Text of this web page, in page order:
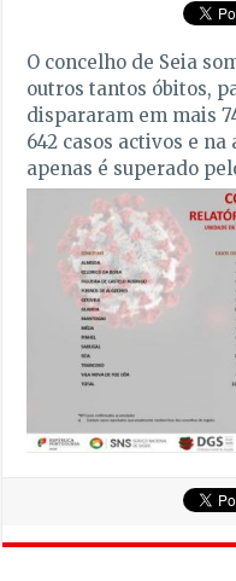
O concelho de Seia
outros tantos óbitos,
dispararam em mais
642 casos activos e na
apenas é superado